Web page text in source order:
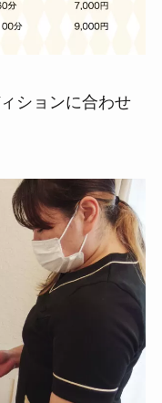
ションに合わせ